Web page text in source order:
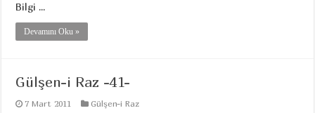
Bilgi ...
Devamını Oku »
Gülşen-i Raz -41-
7 Mart 2011 Gülşen-i Raz